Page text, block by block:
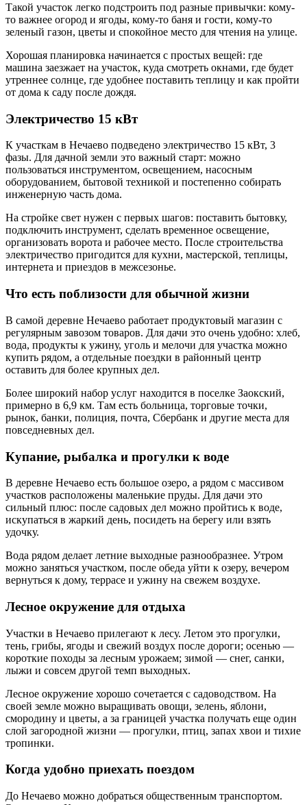
Такой участок легко подстроить под разные привычки: кому-
то важнее огород и ягоды, кому-то баня и гости, кому-то
зеленый газон, цветы и спокойное место для чтения на улице.
Хорошая планировка начинается с простых вещей: где
машина заезжает на участок, куда смотреть окнами, где будет
утреннее солнце, где удобнее поставить теплицу и как пройти
от дома к саду после дождя.
Электричество 15 кВт
К участкам в Нечаево подведено электричество 15 кВт, 3
фазы. Для дачной земли это важный старт: можно
пользоваться инструментом, освещением, насосным
оборудованием, бытовой техникой и постепенно собирать
инженерную часть дома.
На стройке свет нужен с первых шагов: поставить бытовку,
подключить инструмент, сделать временное освещение,
организовать ворота и рабочее место. После строительства
электричество пригодится для кухни, мастерской, теплицы,
интернета и приездов в межсезонье.
Что есть поблизости для обычной жизни
В самой деревне Нечаево работает продуктовый магазин с
регулярным завозом товаров. Для дачи это очень удобно: хлеб,
вода, продукты к ужину, уголь и мелочи для участка можно
купить рядом, а отдельные поездки в районный центр
оставить для более крупных дел.
Более широкий набор услуг находится в поселке Заокский,
примерно в 6,9 км. Там есть больница, торговые точки,
рынок, банки, полиция, почта, Сбербанк и другие места для
повседневных дел.
Купание, рыбалка и прогулки к воде
В деревне Нечаево есть большое озеро, а рядом с массивом
участков расположены маленькие пруды. Для дачи это
сильный плюс: после садовых дел можно пройтись к воде,
искупаться в жаркий день, посидеть на берегу или взять
удочку.
Вода рядом делает летние выходные разнообразнее. Утром
можно заняться участком, после обеда уйти к озеру, вечером
вернуться к дому, террасе и ужину на свежем воздухе.
Лесное окружение для отдыха
Участки в Нечаево прилегают к лесу. Летом это прогулки,
тень, грибы, ягоды и свежий воздух после дороги; осенью —
короткие походы за лесным урожаем; зимой — снег, санки,
лыжи и совсем другой темп выходных.
Лесное окружение хорошо сочетается с садоводством. На
своей земле можно выращивать овощи, зелень, яблони,
смородину и цветы, а за границей участка получать еще один
слой загородной жизни — прогулки, птиц, запах хвои и тихие
тропинки.
Когда удобно приехать поездом
До Нечаево можно добраться общественным транспортом.